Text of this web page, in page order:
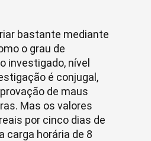
bastante mediante
o grau de
investigado, nível
é conjugal,
de maus
Mas os valores
por cinco dias de
carga horária de 8